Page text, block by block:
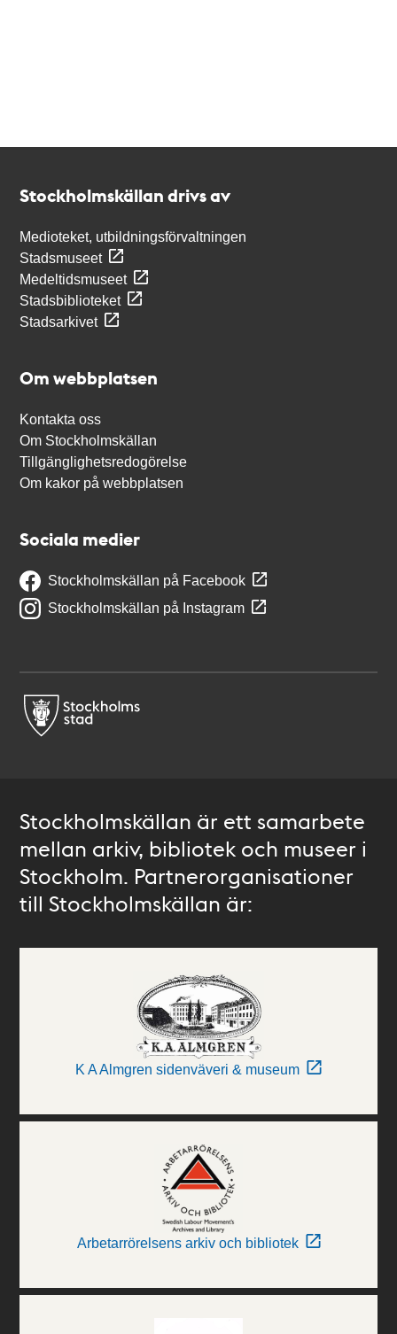
Stockholmskällan drivs av
Medioteket, utbildningsförvaltningen
Stadsmuseet
Medeltidsmuseet
Stadsbiblioteket
Stadsarkivet
Om webbplatsen
Kontakta oss
Om Stockholmskällan
Tillgänglighetsredogörelse
Om kakor på webbplatsen
Sociala medier
Stockholmskällan på Facebook
Stockholmskällan på Instagram
Stockholmskällan är ett samarbete
mellan arkiv, bibliotek och museer i
Stockholm. Partnerorganisationer
till Stockholmskällan är:
K A Almgren sidenväveri & museum
Arbetarrörelsens arkiv och bibliotek